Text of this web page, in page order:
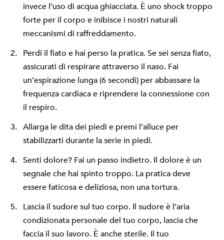
invece l’uso di acqua ghiacciata. È uno shock troppo
forte per il corpo e inibisce i nostri naturali
meccanismi di raffreddamento.
Perdi il fiato e hai perso la pratica. Se sei senza fiato,
assicurati di respirare attraverso il naso. Fai
un’espirazione lunga (6 secondi) per abbassare la
frequenza cardiaca e riprendere la connessione con
il respiro.
Allarga le dita dei piedi e premi l’alluce per
stabilizzarti durante la serie in piedi.
Senti dolore? Fai un passo indietro. Il dolore è un
segnale che hai spinto troppo. La pratica deve
essere faticosa e deliziosa, non una tortura.
Lascia il sudore sul tuo corpo. Il sudore è l’aria
condizionata personale del tuo corpo, lascia che
faccia il suo lavoro. È anche sterile. Il tuo